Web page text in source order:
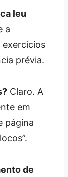
leu
a
exercícios
prévia.
Claro. A
em
página
de